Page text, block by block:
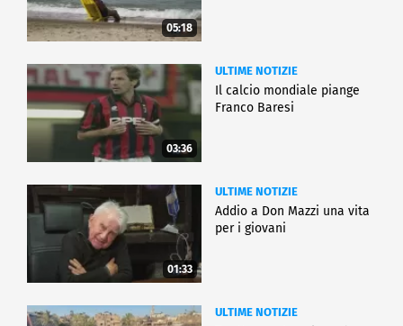
05:18
03:36
ULTIME NOTIZIE
Il calcio mondiale piange
Franco Baresi
01:33
ULTIME NOTIZIE
Addio a Don Mazzi una vita
per i giovani
ULTIME NOTIZIE